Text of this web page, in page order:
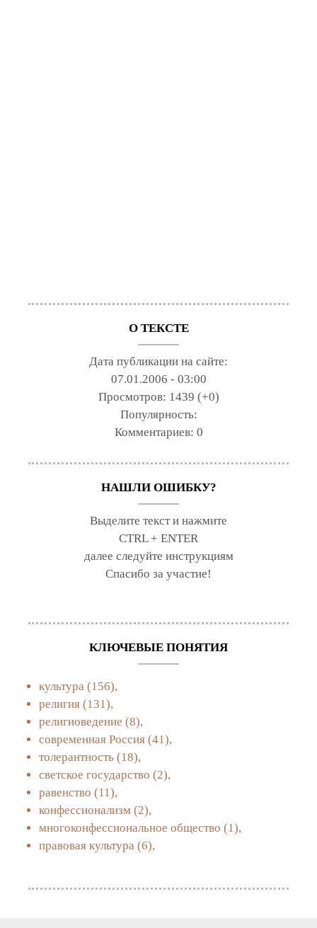
О ТЕКСТЕ
Дата публикации на сайте:
07.01.2006 - 03:00
Просмотров: 1439 (+0)
Популярность:
Комментариев: 0
НАШЛИ ОШИБКУ?
Выделите текст и нажмите
CTRL + ENTER
далее следуйте инструкциям
Спасибо за участие!
КЛЮЧЕВЫЕ ПОНЯТИЯ
культура (156),
религия (131),
религиоведение (8),
современная Россия (41),
толерантность (18),
светское государство (2),
равенство (11),
конфессионализм (2),
многоконфессиональное общество (1),
правовая культура (6),